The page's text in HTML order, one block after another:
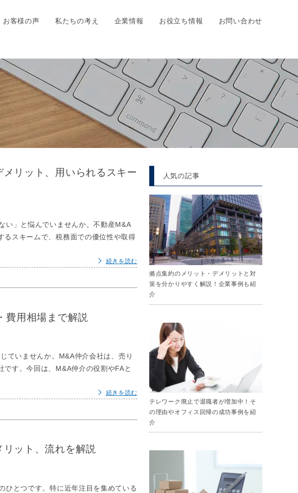
お客様の声 私たちの考え 企業情報 お役立ち情報 お問い合わせ
リット、用いられるスキー
い」と悩んでいませんか。不動産M&A
るスキームで、税務面での優位性や取得
続きを読む
費用相場まで解説
ていませんか。M&A仲介会社は、売り
す。今回は、M&A仲介の役割やFAと
続きを読む
ット、流れを解説
ひとつです。特に近年注目を集めている
人気の記事
拠点集約のメリット・デメリットと対
策を分かりやすく解説！企業事例も紹
介
テレワーク廃止で退職者が増加中！そ
の理由やオフィス回帰の成功事例を紹
介